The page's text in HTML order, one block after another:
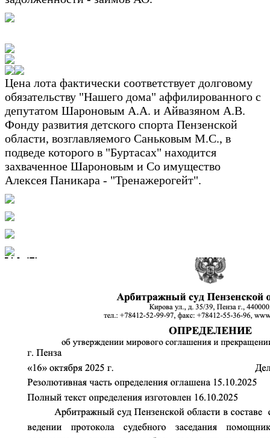
Цена лота фактически соответствует долговому
обязательству "Нашего дома" аффилированного с
депутатом Шароновым А.А. и Айвазяном А.В.
Фонду развития детского спорта Пензенской
области, возглавляемого Саньковым М.С., в
подведе которого в "Буртасах" находится
захваченное Шароновым и Со имущество
Алексея Паникара - "Тренажерогейт".